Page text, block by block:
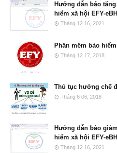
Hướng dẫn báo
hiểm xã hội EFY-
Tháng 12 16, 2021
Phần mềm bảo
Tháng 12 17, 2018
Thủ tục hưởng chế
Tháng 6 06, 2018
Hướng dẫn báo
hiểm xã hội EFY-
Tháng 12 16, 2021